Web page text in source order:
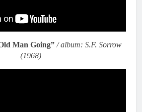
Man Going” / album: S.F. Sorrow
(1968)